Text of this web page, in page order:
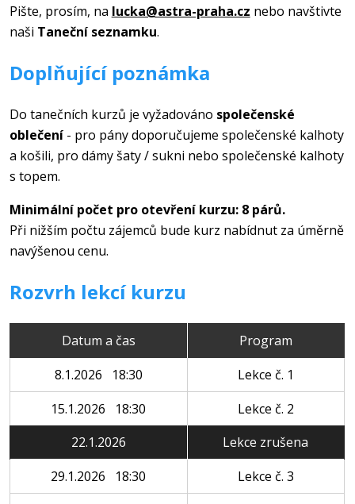
Pište, prosím, na lucka@astra-praha.cz nebo navštivte
naši Taneční seznamku.
Doplňující poznámka
Do tanečních kurzů je vyžadováno společenské
oblečení- pro pány doporučujeme společenské kalhoty
a košili, pro dámy šaty / sukni nebo společenské kalhoty
s topem.
Minimální počet pro otevření kurzu: 8 párů.
Při nižším počtu zájemců bude kurz nabídnut za úměrně
navýšenou cenu.
Rozvrh lekcí kurzu
Datum a čas
Program
8.1.2026 18:30
Lekce č. 1
15.1.2026 18:30
Lekce č. 2
22.1.2026
Lekce zrušena
29.1.2026 18:30
Lekce č. 3